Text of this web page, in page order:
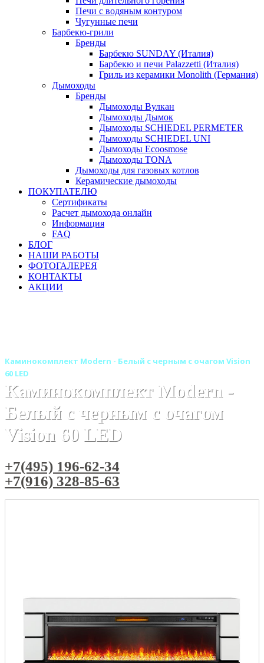
Печи с водяным контуром
Чугунные печи
Барбекю-грили
Бренды
Барбекю SUNDAY (Италия)
Барбекю и печи Palazzetti (Италия)
Гриль из керамики Monolith (Германия)
Дымоходы
Бренды
Дымоходы Вулкан
Дымоходы Дымок
Дымоходы SCHIEDEL PERMETER
Дымоходы SCHIEDEL UNI
Дымоходы Ecoosmose
Дымоходы TONA
Дымоходы для газовых котлов
Керамические дымоходы
ПОКУПАТЕЛЮ
Сертификаты
Расчет дымохода онлайн
Информация
FAQ
БЛОГ
НАШИ РАБОТЫ
ФОТОГАЛЕРЕЯ
КОНТАКТЫ
АКЦИИ
Каминокомплект Modern - Белый с черным с очагом Vision
60 LED
Каминокомплект Modern -
Белый с черным с очагом
Vision 60 LED
+7(495) 196-62-34
+7(916) 328-85-63